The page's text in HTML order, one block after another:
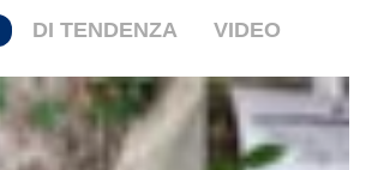
DI TENDENZA VIDEO